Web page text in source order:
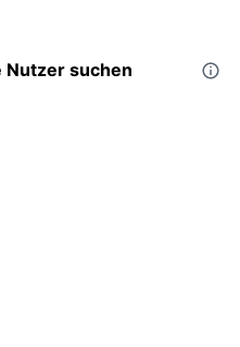
Nutzer suchen